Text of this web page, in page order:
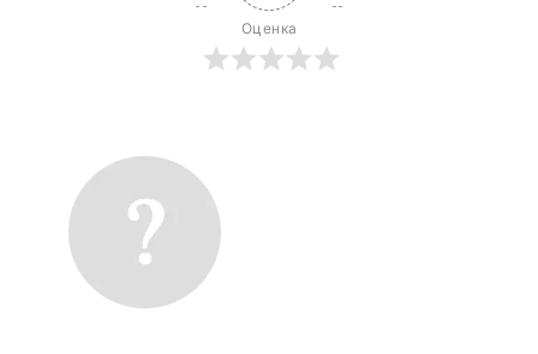
Оценка